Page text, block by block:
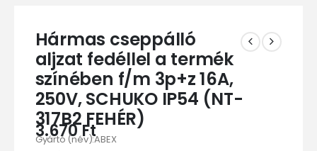
Hármas cseppálló
aljzat fedéllel a termék
színében f/m 3p+z 16A,
250V, SCHUKO IP54 (NT-
317B2 FEHÉR)
3.670Ft
Gyártó (név):ABEX